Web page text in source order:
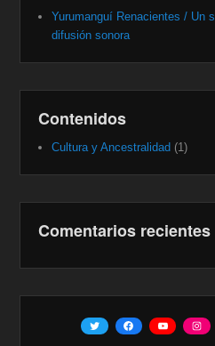
Yurumanguí Renacientes / Un
difusión sonora
Contenidos
Cultura y Ancestralidad (1)
Comentarios recientes